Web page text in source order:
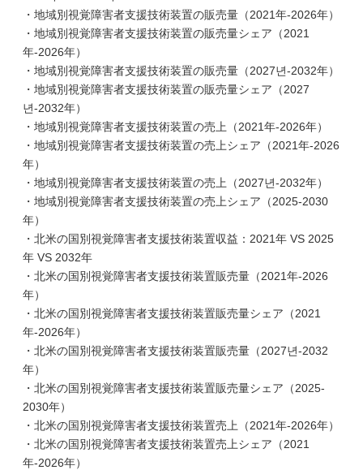
・地域別視覚障害者支援技術装置の販売量（2021年-2026年）
・地域別視覚障害者支援技術装置の販売量シェア（2021
年-2026年）
・地域別視覚障害者支援技術装置の販売量（2027년-2032年）
・地域別視覚障害者支援技術装置の販売量シェア（2027
년-2032年）
・地域別視覚障害者支援技術装置の売上（2021年-2026年）
・地域別視覚障害者支援技術装置の売上シェア（2021年-2026
年）
・地域別視覚障害者支援技術装置の売上（2027년-2032年）
・地域別視覚障害者支援技術装置の売上シェア（2025-2030
年）
・北米の国別視覚障害者支援技術装置収益：2021年 VS 2025
年 VS 2032年
・北米の国別視覚障害者支援技術装置販売量（2021年-2026
年）
・北米の国別視覚障害者支援技術装置販売量シェア（2021
年-2026年）
・北米の国別視覚障害者支援技術装置販売量（2027년-2032
年）
・北米の国別視覚障害者支援技術装置販売量シェア（2025-
2030年）
・北米の国別視覚障害者支援技術装置売上（2021年-2026年）
・北米の国別視覚障害者支援技術装置売上シェア（2021
年-2026年）